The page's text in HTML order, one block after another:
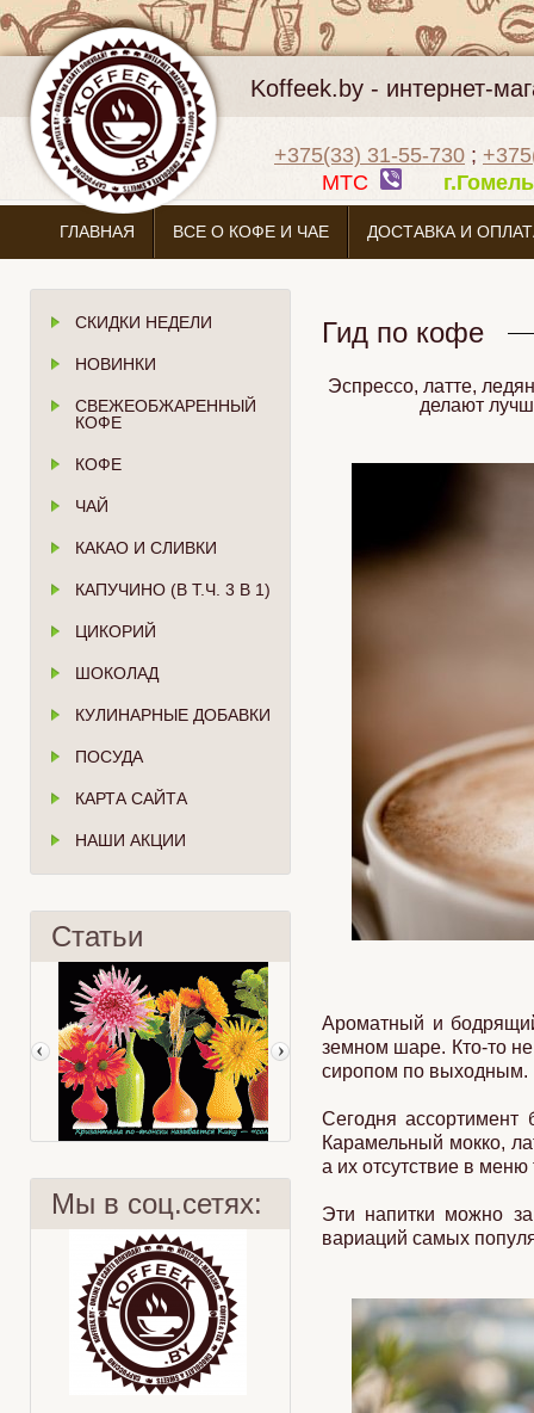
Koffeek.by - интернет-
+375(33) 31-55-730 ;
МТС
ГЛАВНАЯ ВСЕ О КОФЕ И ЧАЕ ДОСТАВКА И
СКИДКИ НЕДЕЛИ
НОВИНКИ
СВЕЖЕОБЖАРЕННЫЙ
КОФЕ
КОФЕ
ЧАЙ
КАКАО И СЛИВКИ
КАПУЧИНО (В Т.Ч. 3 В 1)
ЦИКОРИЙ
ШОКОЛАД
КУЛИНАРНЫЕ ДОБАВКИ
ПОСУДА
КАРТА САЙТА
НАШИ АКЦИИ
Статьи
Хризантема
Мы в соц.сетях:
Гид по кофе
Эспрессо, латте,
делают
Ароматный и
земном шаре. Кто-то не
сиропом по выходным.
Сегодня ассортимент
Карамельный мокко,
а их отсутствие в
Эти напитки можно
вариаций самых